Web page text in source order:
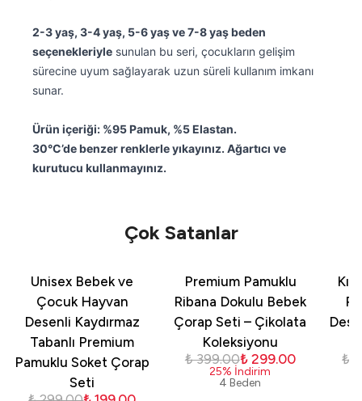
2-3 yaş, 3-4 yaş, 5-6 yaş ve 7-8 yaş beden
seçenekleriyle sunulan bu seri, çocukların gelişim
sürecine uyum sağlayarak uzun süreli kullanım imkanı
sunar.
Ürün içeriği: %95 Pamuk, %5 Elastan.
30°C’de benzer renklerle yıkayınız. Ağartıcı ve
kurutucu kullanmayınız.
Çok Satanlar
Unisex Bebek ve
Çocuk Hayvan
Desenli Kaydırmaz
Tabanlı Premium
Pamuklu Soket Çorap
Seti
Premium Pamuklu
Ribana Dokulu Bebek
Çorap Seti – Çikolata
Koleksiyonu
₺ 399.00₺ 299.00
25% İndirim
4 Beden
₺